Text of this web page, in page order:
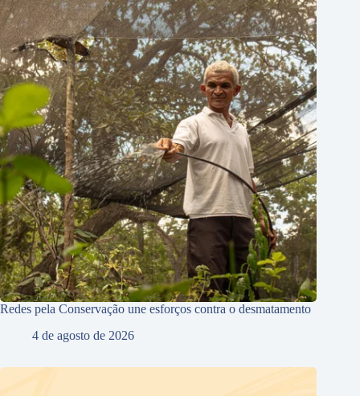
Redes pela Conservação une esforços contra o desmatamento
4 de agosto de 2026